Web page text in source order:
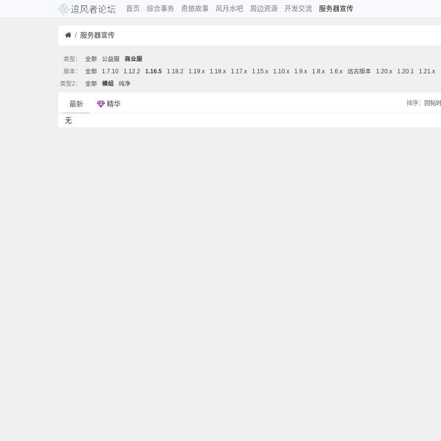
首页 综合事务 奇旅故事 风月水吧 周边资源 开发交流 服务器宣传
服务器宣传
类型： 全部 公益服
商业服
版本：
全部 1.7.10 1.12.2 1.16.5 1.18.2 1.19.x 1.18.x 1.17.x 1.15.x 1.10.x 1.9.x 1.8.x 1.6.x 远古版本 1.20.x 1.20.1
1.21.x
类型2：
全部 模组 纯净
最新 精华 排序： 回帖
无